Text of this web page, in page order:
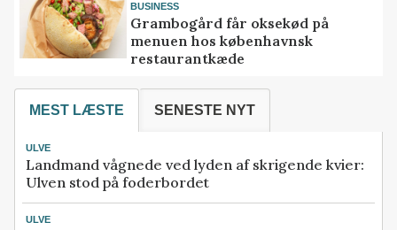
BUSINESS
Grambogård får oksekød på
menuen hos københavnsk
restaurantkæde
MEST LÆSTE SENESTE NYT
ULVE
Landmand vågnede ved lyden af skrigende kvier:
Ulven stod på foderbordet
ULVE